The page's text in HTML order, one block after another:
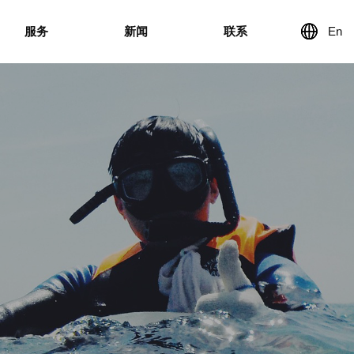
En
服务 新闻 联系